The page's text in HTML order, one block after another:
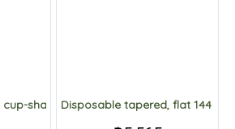
shape 144 pcs.
Disposable tapered, flat 144